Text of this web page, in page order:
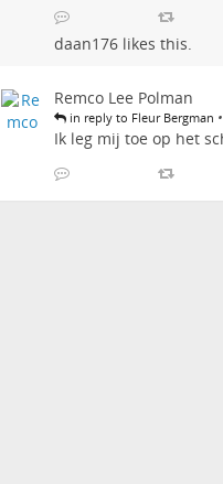
daan176likes this.
Remco Lee Polman
in reply to Fleur Bergman •
Ik leg mij toe op het